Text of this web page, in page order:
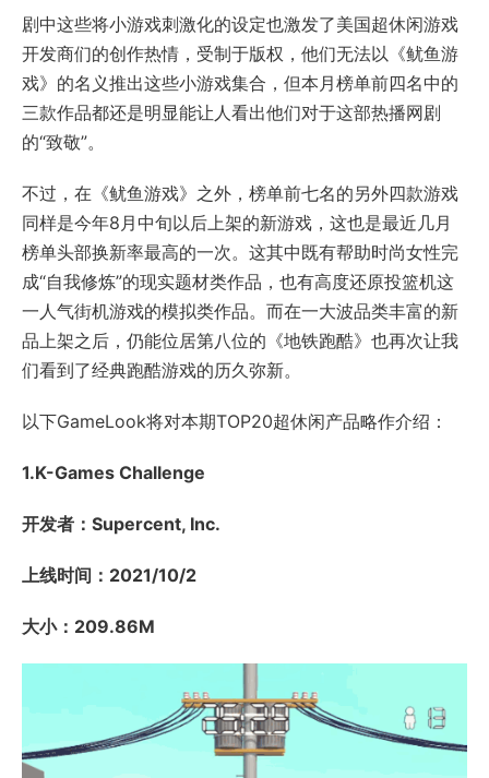
剧中这些将小游戏刺激化的设定也激发了美国超休闲游戏
开发商们的创作热情，受制于版权，他们无法以《鱿鱼游
戏》的名义推出这些小游戏集合，但本月榜单前四名中的
三款作品都还是明显能让人看出他们对于这部热播网剧
的“致敬”。
不过，在《鱿鱼游戏》之外，榜单前七名的另外四款游戏
同样是今年8月中旬以后上架的新游戏，这也是最近几月
榜单头部换新率最高的一次。这其中既有帮助时尚女性完
成“自我修炼”的现实题材类作品，也有高度还原投篮机这
一人气街机游戏的模拟类作品。而在一大波品类丰富的新
品上架之后，仍能位居第八位的《地铁跑酷》也再次让我
们看到了经典跑酷游戏的历久弥新。
以下GameLook将对本期TOP20超休闲产品略作介绍：
1.K-Games Challenge
开发者：Supercent, Inc.
上线时间：2021/10/2
大小：209.86M